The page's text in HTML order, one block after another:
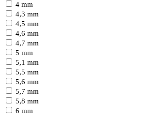
4 mm
4,3 mm
4,5 mm
4,6 mm
4,7 mm
5 mm
5,1 mm
5,5 mm
5,6 mm
5,7 mm
5,8 mm
6 mm